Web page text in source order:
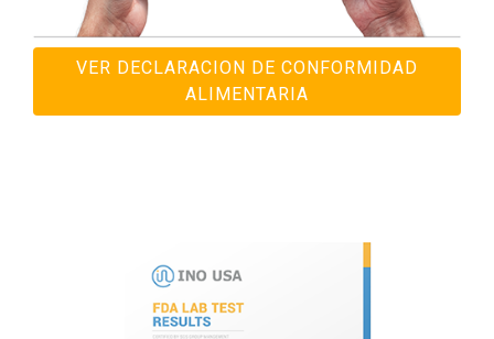
VER DECLARACION DE CONFORMIDAD
ALIMENTARIA